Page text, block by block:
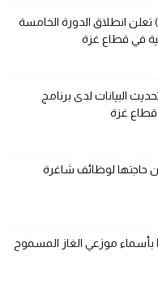
عملية الفارس الشهم (3) تعلن انطلاق الدورة الخامسة
في قطاع غزة
البيانات لدى برنامج
بأسماء موزعي الغاز المسموح